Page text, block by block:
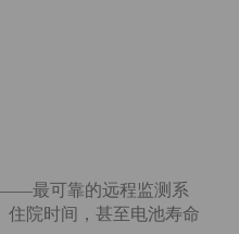
最可靠的远程监测系
住院时间，甚至电池寿命